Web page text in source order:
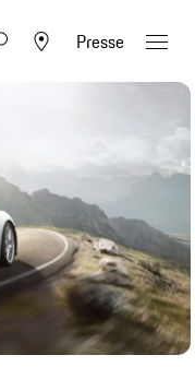
Presse